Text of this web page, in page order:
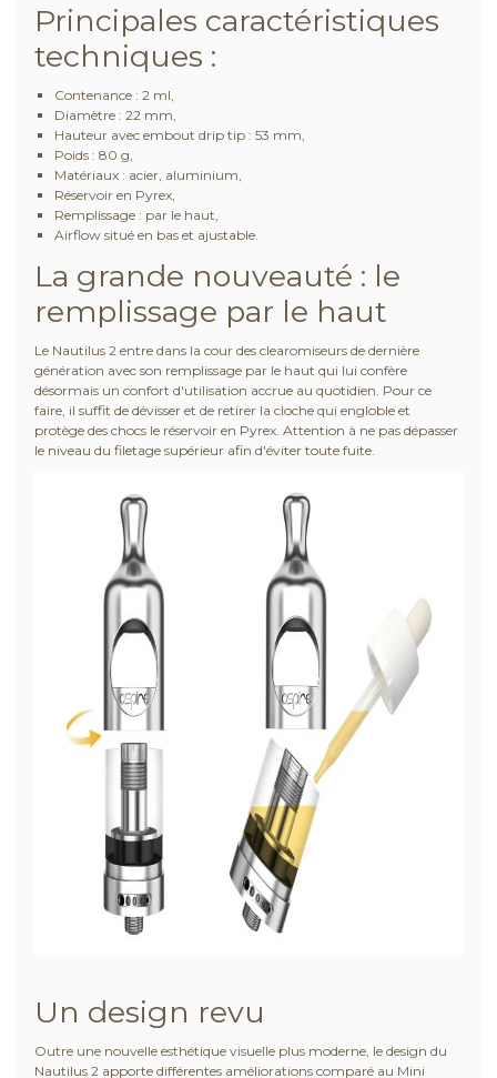
Principales caractéristiques
techniques :
Contenance : 2 ml,
Diamètre : 22 mm,
Hauteur avec embout drip tip : 53 mm,
Poids : 80 g,
Matériaux : acier, aluminium,
Réservoir en Pyrex,
Remplissage : par le haut,
Airflow situé en bas et ajustable.
La grande nouveauté : le
remplissage par le haut
Le Nautilus 2 entre dans la cour des clearomiseurs de dernière
génération avec son remplissage par le haut qui lui confère
désormais un confort d'utilisation accrue au quotidien. Pour ce
faire, il suffit de dévisser et de retirer la cloche qui engloble et
protège des chocs le réservoir en Pyrex. Attention à ne pas dépasser
le niveau du filetage supérieur afin d'éviter toute fuite.
Un design revu
Outre une nouvelle esthétique visuelle plus moderne, le design du
Nautilus 2 apporte différentes améliorations comparé au Mini